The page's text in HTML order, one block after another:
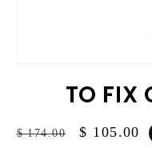
multimedia
una
ventana
TO FIX
Precio
$ 174.00
Precio
$ 105.00